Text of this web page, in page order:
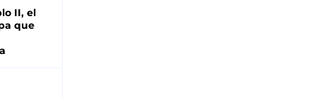
II, el
que